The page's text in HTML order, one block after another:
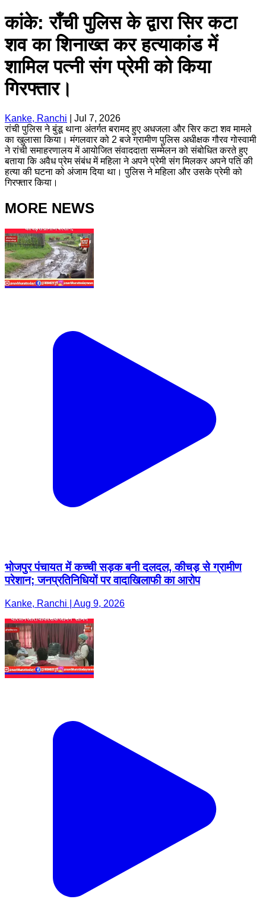
कांके: राँची पुलिस के द्वारा सिर कटा
शव का शिनाख्त कर हत्याकांड में
शामिल पत्नी संग प्रेमी को किया
गिरफ्तार।
Kanke, Ranchi
Jul 7, 2026
रांची पुलिस ने बुंडू थाना अंतर्गत बरामद हुए अधजला और सिर कटा शव मामले
का खुलासा किया। मंगलवार को 2 बजे ग्रामीण पुलिस अधीक्षक गौरव गोस्वामी
ने रांची समाहरणालय में आयोजित संवाददाता सम्मेलन को संबोधित करते हुए
बताया कि अवैध प्रेम संबंध में महिला ने अपने प्रेमी संग मिलकर अपने पति की
हत्या की घटना को अंजाम दिया था। पुलिस ने महिला और उसके प्रेमी को
गिरफ्तार किया।
MORE NEWS
भोजपुर पंचायत में कच्ची सड़क बनी दलदल, कीचड़ से ग्रामीण
परेशान; जनप्रतिनिधियों पर वादाखिलाफी का आरोप
Kanke, Ranchi | Aug 9, 2026